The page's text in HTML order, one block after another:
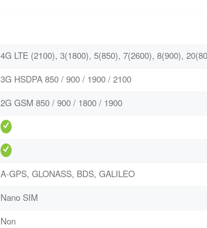
4G LTE (2100), 3(1800), 5(850), 7(2600), 8(900),
3G HSDPA 850 / 900 / 1900 / 2100
2G GSM 850 / 900 / 1800 / 1900
A-GPS, GLONASS, BDS, GALILEO
Nano SIM
Non